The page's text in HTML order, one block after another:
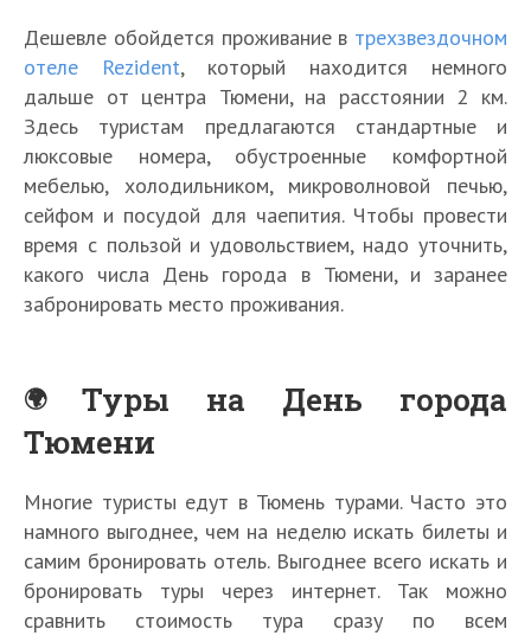
Дешевле обойдется проживание в трехзвездочном
отеле Rezident, который находится немного
дальше от центра Тюмени, на расстоянии 2 км.
Здесь туристам предлагаются стандартные и
люксовые номера, обустроенные комфортной
мебелью, холодильником, микроволновой печью,
сейфом и посудой для чаепития. Чтобы провести
время с пользой и удовольствием, надо уточнить,
какого числа День города в Тюмени, и заранее
забронировать место проживания.
Туры на День города
Тюмени
Многие туристы едут в Тюмень турами. Часто это
намного выгоднее, чем на неделю искать билеты и
самим бронировать отель. Выгоднее всего искать и
бронировать туры через интернет. Так можно
сравнить стоимость тура сразу по всем